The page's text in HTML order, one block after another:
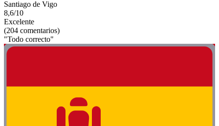
Santiago de Vigo
8,6/10
Excelente
(204 comentarios)
"Todo correcto"